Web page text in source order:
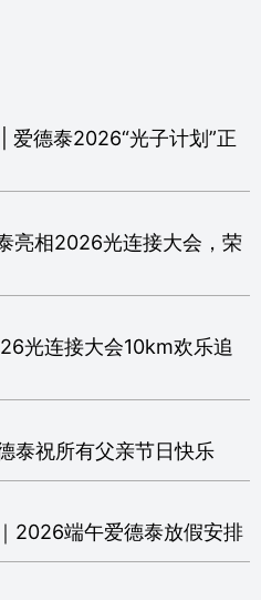
爱德泰2026“光子计划”正
亮相2026光连接大会，荣
光连接大会10km欢乐追
泰祝所有父亲节日快乐
2026端午爱德泰放假安排